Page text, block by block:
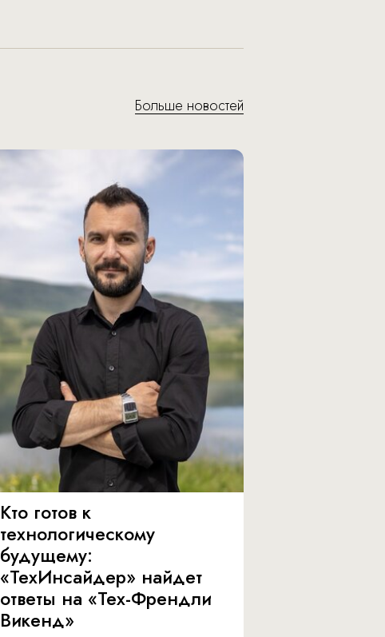
Больше новостей
Кто готов к
технологическому
будущему:
«ТехИнсайдер» найдет
ответы на «Тех-Френдли
Викенд»